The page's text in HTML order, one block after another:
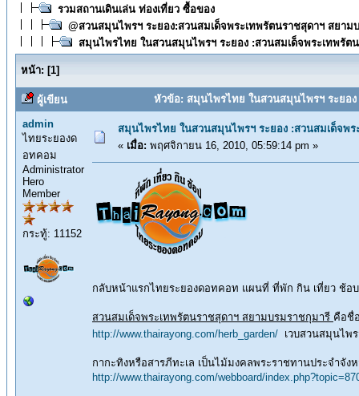
รวมสถานเดินเล่น ท่องเที่ยว ซื้อของ
@สวนสมุนไพรฯ ระยอง:สวนสมเด็จพระเทพรัตนราชสุดาฯ สยา
สมุนไพรไทย ในสวนสมุนไพรฯ ระยอง :สวนสมเด็จพระเทพรัต
หน้า: [1]
ผู้เขียน หัวข้อ: สมุนไพรไทย ในสวนสมุนไพรฯ ระยอ
admin
ไทยระยองด
อทคอม
Administrator
Hero
Member
กระทู้: 11152
สมุนไพรไทย ในสวนสมุนไพรฯ ระยอง :สวนสมเด็จพ
« เมื่อ: พฤศจิกายน 16, 2010, 05:59:14 pm »
กลับหน้าแรกไทยระยองดอทคอท แผนที่ ที่พัก กิน เที่ยว
สวนสมเด็จพระเทพรัตนราชสุดาฯ สยามบรมราชกุมารี คือชื่
http://www.thairayong.com/herb_garden/ เวบสวนสมุนไพ
กากะทิงหรือสารภีทะเล เป็นไม้มงคลพระราชทานประจำจัง
http://www.thairayong.com/webboard/